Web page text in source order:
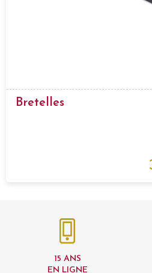
Bretelles
15 ANS
EN LIGNE